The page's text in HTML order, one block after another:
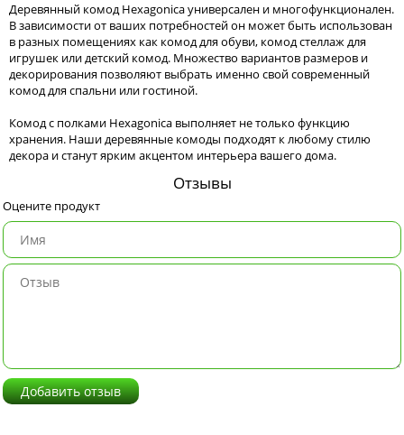
Деревянный комод Hexagonica универсален и многофункционален.
В зависимости от ваших потребностей он может быть использован
в разных помещениях как комод для обуви, комод стеллаж для
игрушек или детский комод. Множество вариантов размеров и
декорирования позволяют выбрать именно свой современный
комод для спальни или гостиной.
Комод с полками Hexagonica выполняет не только функцию
хранения. Наши деревянные комоды подходят к любому стилю
декора и станут ярким акцентом интерьера вашего дома.
Отзывы
Оцените продукт
Добавить отзыв